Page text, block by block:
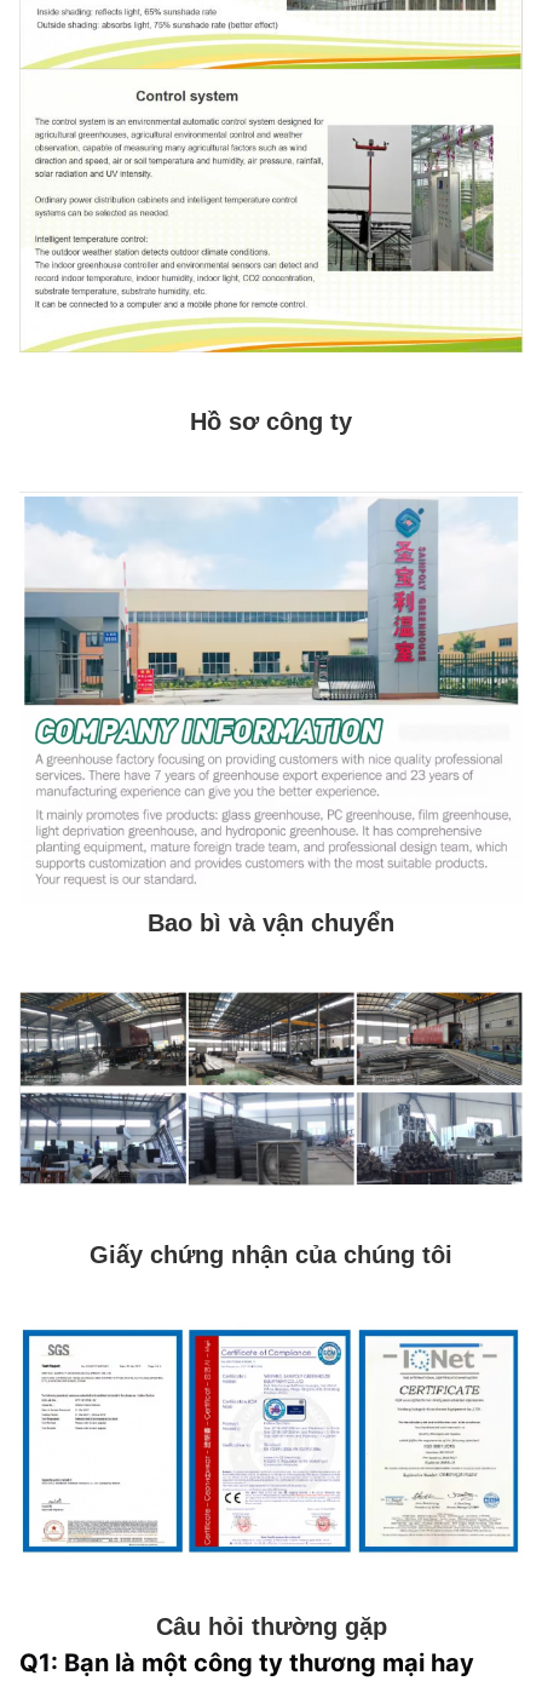
Hồ sơ công ty
Bao bì và vận chuyển
Giấy chứng nhận của chúng tôi
Câu hỏi thường gặp
Q1: Bạn là một công ty thương mại hay